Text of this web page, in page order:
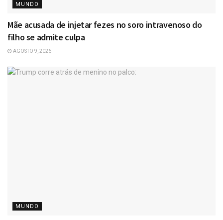
MUNDO
Mãe acusada de injetar fezes no soro intravenoso do
filho se admite culpa
AGOSTO 9, 2026
MUNDO